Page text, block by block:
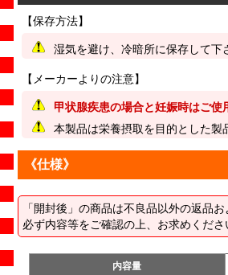
【保存方法】
湿気を避け、冷暗所に保存して下
【メーカーよりの注意】
甲状腺疾患の場合と妊娠時はご使
本製品は栄養摂取を目的とした製
《仕様》
「開封後」の商品は不良品以外の返品
必ず内容等をご確認の上、お求めくださ
内容量